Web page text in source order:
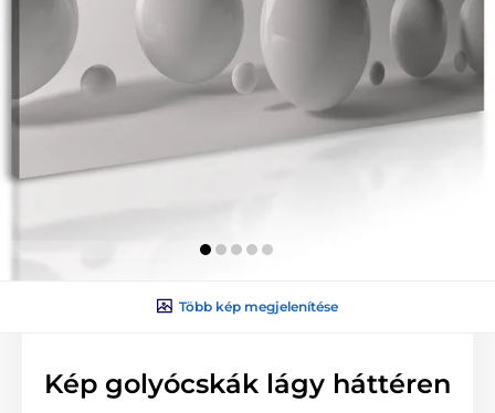
Több kép megjelenítése
Kép golyócskák lágy háttéren